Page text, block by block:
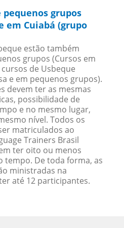
grupos
em Cuiabá (grupo
estão também
grupos (Cursos em
de Usbeque
e em pequenos grupos).
devem ter as mesmas
possibilidade de
e no mesmo lugar,
nível. Todos os
matriculados ao
Trainers Brasil
ter oito ou menos
tempo. De toda forma, as
ministradas na
até 12 participantes.